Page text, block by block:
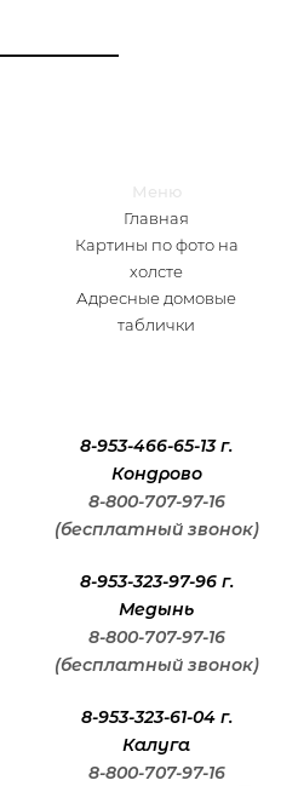
Меню
Главная
Картины по фото на
холсте
Адресные домовые
таблички
8-953-466-65-13 г.
Кондрово
8-800-707-97-16
(бесплатный звонок)
8-953-323-97-96 г.
Медынь
8-800-707-97-16
(бесплатный звонок)
8-953-323-61-04 г.
Калуга
8-800-707-97-16